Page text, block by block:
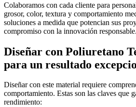
Colaboramos con cada cliente para
grosor, color, textura y comportamiento
soluciones a medida que potencian sus
compromiso con la innovación responsable.
Diseñar con Poliuretano
para un resultado
Diseñar con este material requiere
comportamiento. Estas son las claves que
rendimiento: